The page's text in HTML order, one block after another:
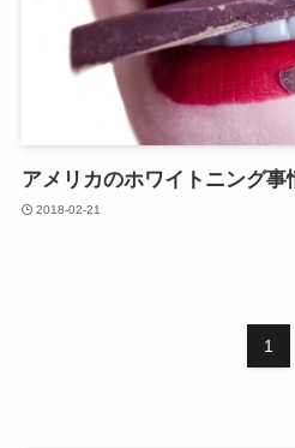
アメリカのホワイトニング事
2018-02-21
1